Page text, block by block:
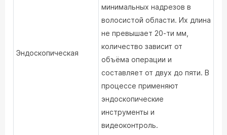
Эндоскопическая
минимальных надрезов в
волосистой области. Их длина
не превышает 20-ти мм,
количество зависит от
объёма операции и
составляет от двух до пяти. В
процессе применяют
эндоскопические
инструменты и
видеоконтроль.